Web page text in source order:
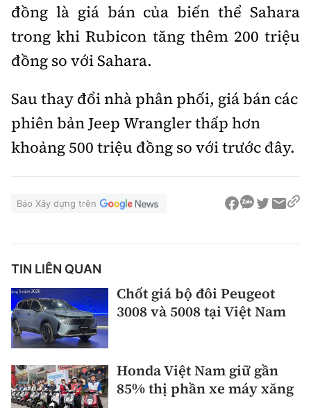
đồng là giá bán của biến thể Sahara
trong khi Rubicon tăng thêm 200 triệu
đồng so với Sahara.
Sau thay đổi nhà phân phối, giá bán các
phiên bản Jeep Wrangler thấp hơn
khoảng 500 triệu đồng so với trước đây.
Báo Xây dựng trên
TIN LIÊN QUAN
Chốt giá bộ đôi Peugeot
3008 và 5008 tại Việt Nam
Honda Việt Nam giữ gần
85% thị phần xe máy xăng